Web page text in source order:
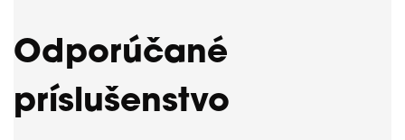
Odporúčané
príslušenstvo